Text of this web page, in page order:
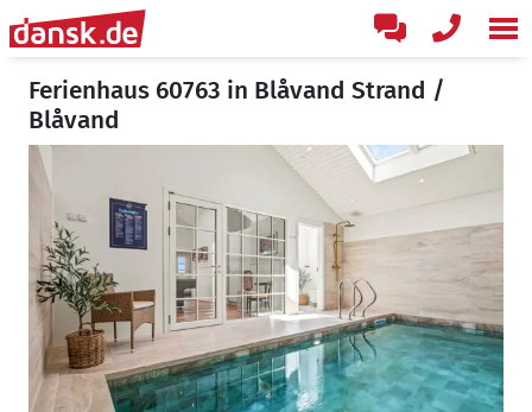
Ferienhaus 60763 in Blåvand Strand /
Blåvand